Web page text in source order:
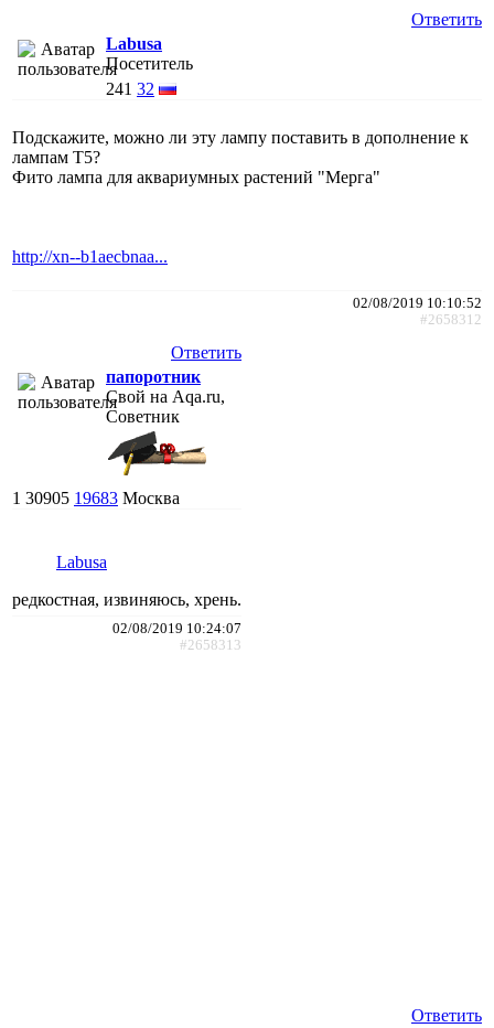
Ответить
Labusa
Посетитель
241 32
Подскажите, можно ли эту лампу поставить в дополнение к
лампам Т5?
Фито лампа для аквариумных растений "Мерга"
http://xn--b1aecbnaa...
02/08/2019 10:10:52
#2658312
Ответить
папоротник
Свой на Aqa.ru,
Советник
1 30905 19683 Москва
Labusa
редкостная, извиняюсь, хрень.
02/08/2019 10:24:07
#2658313
Ответить